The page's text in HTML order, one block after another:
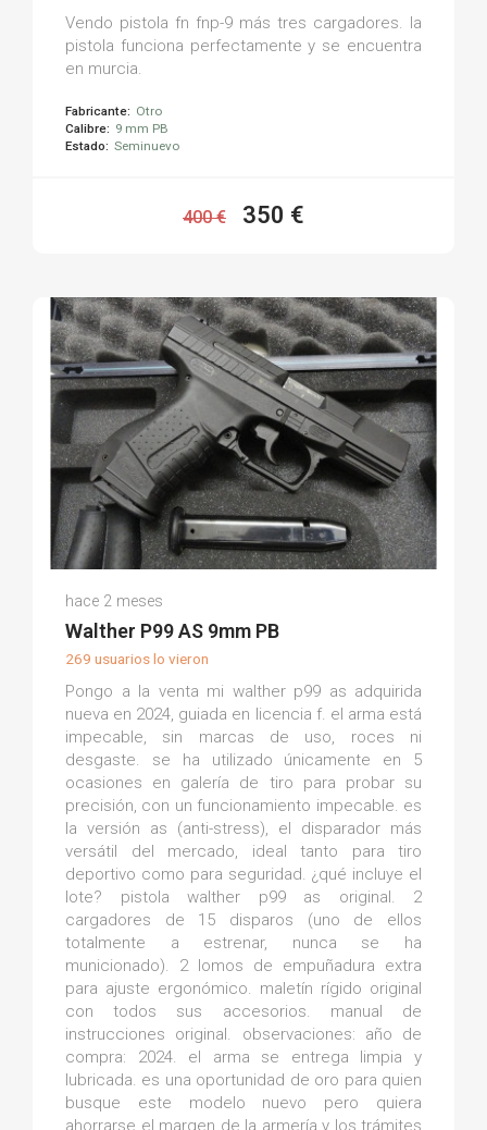
Vendo pistola fn fnp-9 más tres cargadores. la
pistola funciona perfectamente y se encuentra
en murcia.
Fabricante: Otro
Calibre: 9 mm PB
Estado: Seminuevo
400 € 350 €
(0)
hace 2 meses
Walther P99 AS 9mm PB
269 usuarios lo vieron
Pongo a la venta mi walther p99 as adquirida
nueva en 2024, guiada en licencia f. el arma está
impecable, sin marcas de uso, roces ni
desgaste. se ha utilizado únicamente en 5
ocasiones en galería de tiro para probar su
precisión, con un funcionamiento impecable. es
la versión as (anti-stress), el disparador más
versátil del mercado, ideal tanto para tiro
deportivo como para seguridad. ¿qué incluye el
lote? pistola walther p99 as original. 2
cargadores de 15 disparos (uno de ellos
totalmente a estrenar, nunca se ha
municionado). 2 lomos de empuñadura extra
para ajuste ergonómico. maletín rígido original
con todos sus accesorios. manual de
instrucciones original. observaciones: año de
compra: 2024. el arma se entrega limpia y
lubricada. es una oportunidad de oro para quien
busque este modelo nuevo pero quiera
ahorrarse el margen de la armería y los trámites